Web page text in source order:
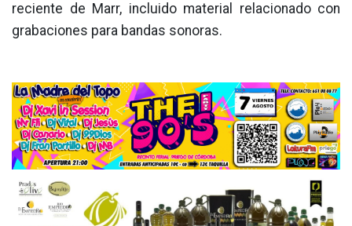
reciente de Marr, incluido material relacionado con
grabaciones para bandas sonoras.